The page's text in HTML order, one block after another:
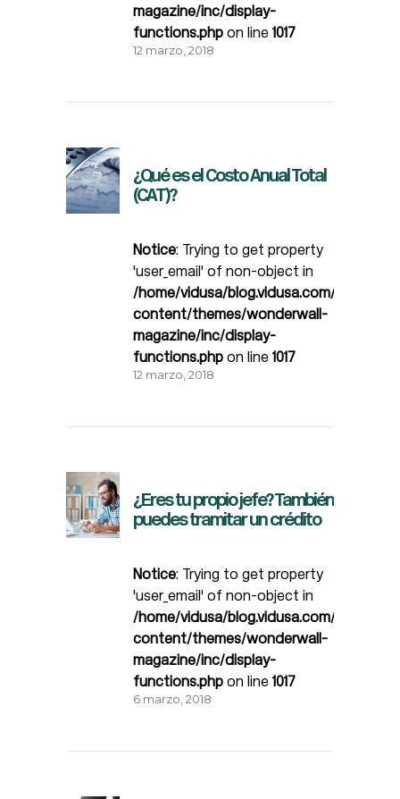
magazine/inc/display-
functions.php on line 1017
12 marzo, 2018
¿Qué es el Costo Anual Total
(CAT)?
Notice: Trying to get property
'user_email' of non-object in
/home/vidusa/blog.vidusa.com/wp-
content/themes/wonderwall-
magazine/inc/display-
functions.php on line 1017
12 marzo, 2018
¿Eres tu propio jefe? También
puedes tramitar un crédito
Notice: Trying to get property
'user_email' of non-object in
/home/vidusa/blog.vidusa.com/wp-
content/themes/wonderwall-
magazine/inc/display-
functions.php on line 1017
6 marzo, 2018